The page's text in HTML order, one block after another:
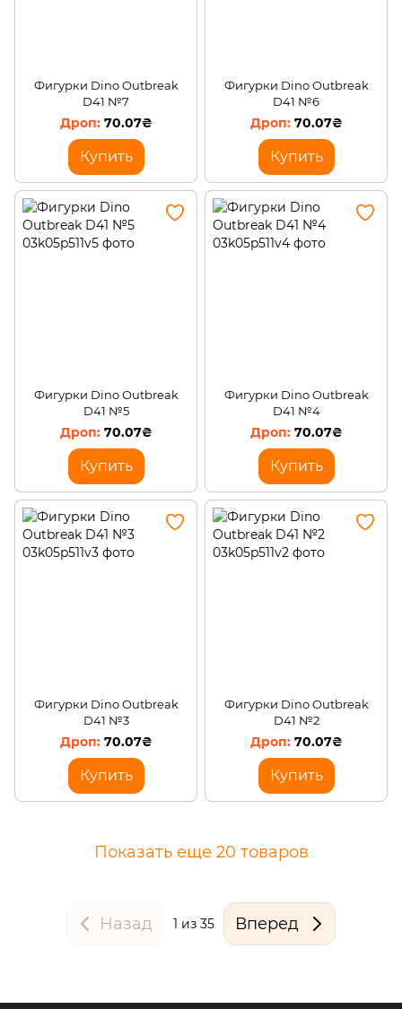
Фигурки Dino Outbreak
D41 №7
70.07₴
Купить
Фигурки Dino Outbreak
D41 №6
70.07₴
Купить
Фигурки Dino Outbreak
D41 №5
70.07₴
Купить
Фигурки Dino Outbreak
D41 №4
70.07₴
Купить
Фигурки Dino Outbreak
D41 №3
70.07₴
Купить
Фигурки Dino Outbreak
D41 №2
70.07₴
Купить
Показать еще 20 товаров
Назад 1 из 35 Вперед